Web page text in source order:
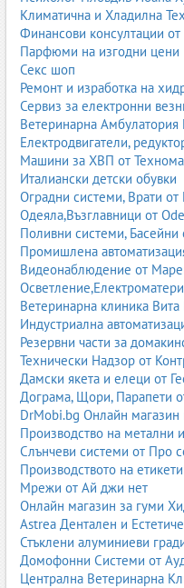
3. Содоструене
Използва сода бикарбонат
дърво, пластмаса и
4. Стъкленоструене
Използва стъклени перли
метал.
5. Корундоструене
Изключително агресивен
замърсявания.
6. Мобилно пясъкоструене
Фирмите идват на място –
халета, резервоари, кораби.
Абразивни материали
Изборът на абразив е
Кварцов пясък–
използван;
Корунд– много
Стъклени перли– за
Сода– щадяща, за
Стоманени дробинки
Гранат– екологичен и
Оборудване за
Пясъкоструйните системи
стационарни или
Климатична и Хладилна
Финансови консултации
Парфюми на изгодни цени
Секс шоп
Ремонт и изработка на
Сервиз за електронни
Ветеринарна
Електродвигатели,
Машини за ХВП от
Италиански детски обувки
Оградни системи, Врати от
Одеяла,Възглавници от
Поливни системи, Басейни
Промишлена
Видеонаблюдение от
Ветеринарна клиника
Индустриална
Резервни части за
Технически Надзор от
Дамски якета и елеци от
Дограма, Щори, Парапети
DrMobi.bg Онлайн
Производство на метални
Слънчеви системи от Про
Производството на
Мрежи от Ай джи нет
Онлайн магазин за гуми
Astrea Дентален и
Стъклени алуминиеви
Домофонни Системи от
Централна Ветеринарна